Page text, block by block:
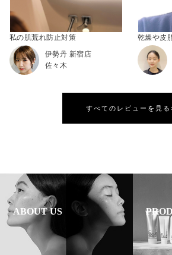
私の肌荒れ防止対策
伊勢丹 新宿店
佐々木
すべてのレビューを見る
ABOUT US